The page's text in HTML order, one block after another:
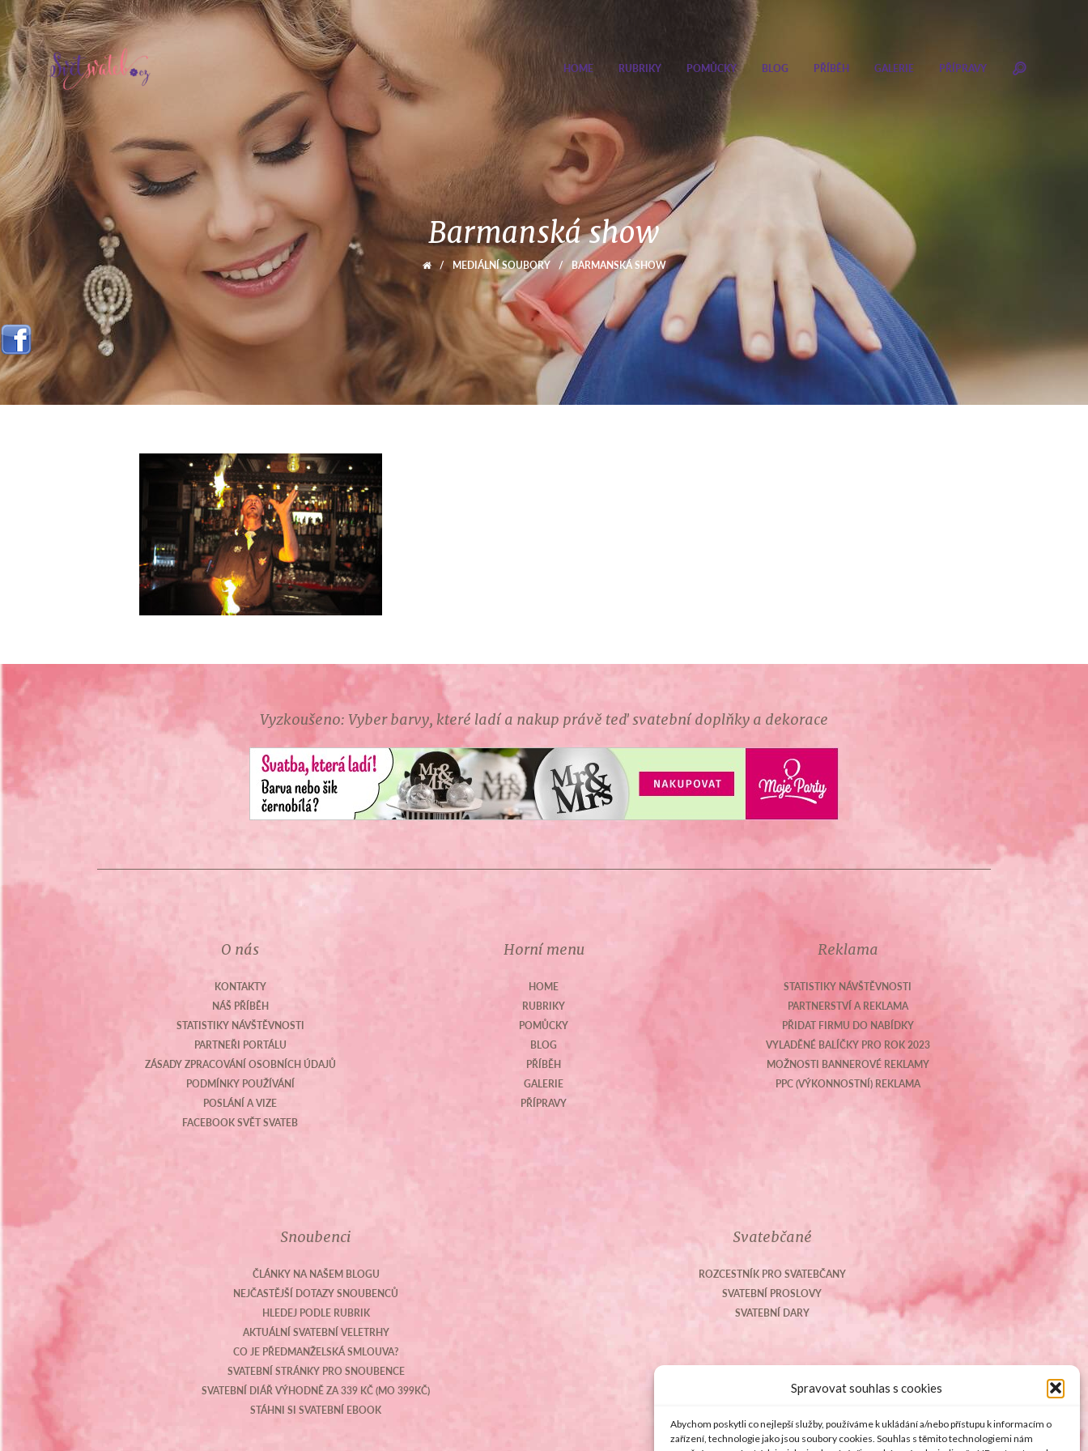
Spravovat souhlas s cookies
Abychom poskytli co nejlepší služby, používáme k ukládání a/nebo přístupu k informacím o
zařízení, technologie jako jsou soubory cookies. Souhlas s těmito technologiemi nám
HOME RUBRIKY POMŮCKY BLOG PŘÍBĚH GALERIE PŘÍPRAVY
Barmanská show
/ MEDIÁLNÍ SOUBORY / BARMANSKÁ SHOW
Vyzkoušeno: Vyber barvy, které ladí a nakup právě teď svatební doplňky a dekorace
O nás
KONTAKTY
NÁŠ PŘÍBĚH
STATISTIKY NÁVŠTĚVNOSTI
PARTNEŘI PORTÁLU
ZÁSADY ZPRACOVÁNÍ OSOBNÍCH ÚDAJŮ
PODMÍNKY POUŽÍVÁNÍ
POSLÁNÍ A VIZE
FACEBOOK SVĚT SVATEB
Horní menu
HOME
RUBRIKY
POMŮCKY
BLOG
PŘÍBĚH
GALERIE
PŘÍPRAVY
Reklama
STATISTIKY NÁVŠTĚVNOSTI
PARTNERSTVÍ A REKLAMA
PŘIDAT FIRMU DO NABÍDKY
VYLADĚNÉ BALÍČKY PRO ROK 2023
MOŽNOSTI BANNEROVÉ REKLAMY
PPC (VÝKONNOSTNÍ) REKLAMA
Snoubenci
ČLÁNKY NA NAŠEM BLOGU
NEJČASTĚJŠÍ DOTAZY SNOUBENCŮ
HLEDEJ PODLE RUBRIK
AKTUÁLNÍ SVATEBNÍ VELETRHY
CO JE PŘEDMANŽELSKÁ SMLOUVA?
SVATEBNÍ STRÁNKY PRO SNOUBENCE
SVATEBNÍ DIÁŘ VÝHODNĚ ZA 339 KČ (MO 399KČ)
STÁHNI SI SVATEBNÍ EBOOK
Svatebčané
ROZCESTNÍK PRO SVATEBČANY
SVATEBNÍ PROSLOVY
SVATEBNÍ DARY